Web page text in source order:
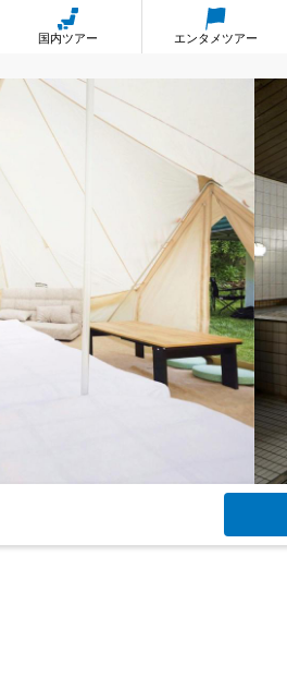
国内ツアー エンタメツアー